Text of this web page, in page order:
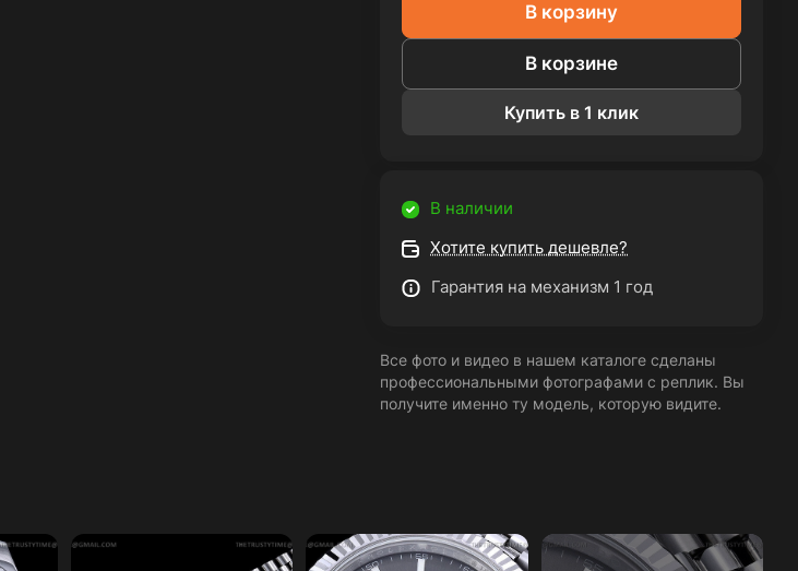
В корзину
В корзине
Купить в 1 клик
В наличии
Хотите купить дешевле?
Гарантия на механизм 1 год
Все фото и видео в нашем каталоге сделаны
профессиональными фотографами с реплик. Вы
получите именно ту модель, которую видите.